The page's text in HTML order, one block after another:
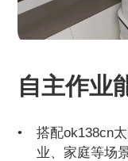
自主作业
搭配ok138cn
业、家庭等场